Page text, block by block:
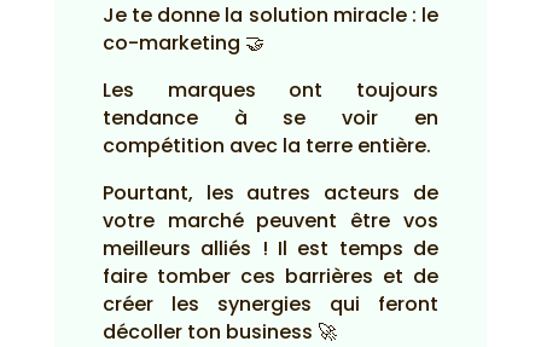
Je te donne la solution miracle : le
co-marketing 🤝
Les marques ont toujours
tendance à se voir en
compétition avec la terre entière.
Pourtant, les autres acteurs de
votre marché peuvent être vos
meilleurs alliés ! Il est temps de
faire tomber ces barrières et de
créer les synergies qui feront
décoller ton business 🚀